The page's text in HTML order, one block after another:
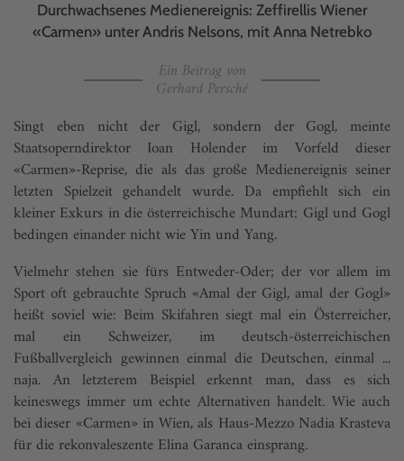
Durchwachsenes Medienereignis: Zeffirellis Wiener
«Carmen» unter Andris Nelsons, mit Anna Netrebko
Ein Beitrag von
Gerhard Persché
Singt eben nicht der Gigl, sondern der Gogl, meinte
Staatsoperndirektor Ioan Holender im Vorfeld dieser
«Carmen»-Reprise, die als das große Medienereignis seiner
letzten Spielzeit gehandelt wurde. Da empfiehlt sich ein
kleiner Exkurs in die österreichische Mundart: Gigl und Gogl
bedingen einander nicht wie Yin und Yang.
Vielmehr stehen sie fürs Entweder-Oder; der vor allem im
Sport oft gebrauchte Spruch «Amal der Gigl, amal der Gogl»
heißt soviel wie: Beim Skifahren siegt mal ein Österreicher,
mal ein Schweizer, im deutsch-österreichischen
Fußballvergleich gewinnen einmal die Deutschen, einmal ...
naja. An letzterem Beispiel erkennt man, dass es sich
keineswegs immer um echte Alternativen handelt. Wie auch
bei dieser «Carmen» in Wien, als Haus-Mezzo Nadia Krasteva
für die rekonvaleszente Elina Garanca einsprang.